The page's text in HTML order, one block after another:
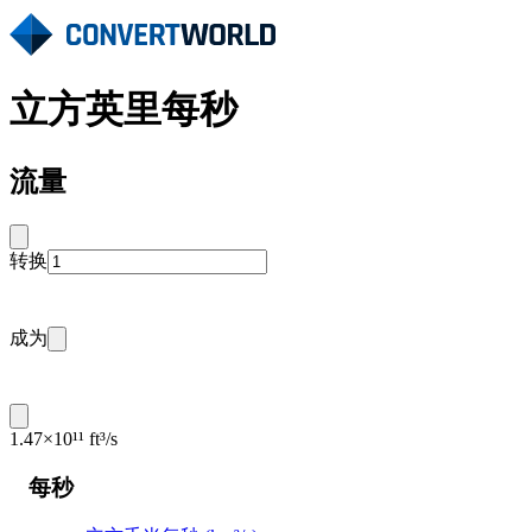
立方英里每秒
流量
转换
成为
1.47×10¹¹ ft³/s
每秒